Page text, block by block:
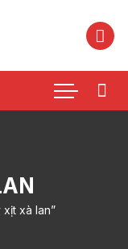
xà lan”